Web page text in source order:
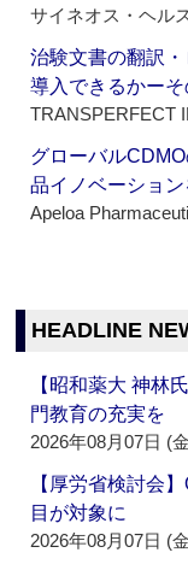
サイネオス・ヘル
治験文書の翻訳
導入できるかーそ
TRANSPERFECT
グローバル
品イノベーション
Apeloa
HEADLINE
【昭和薬大 神林
門教育の充実を
2026年08月07日 (
【厚労省検討会
目が対象に
2026年08月07日 (